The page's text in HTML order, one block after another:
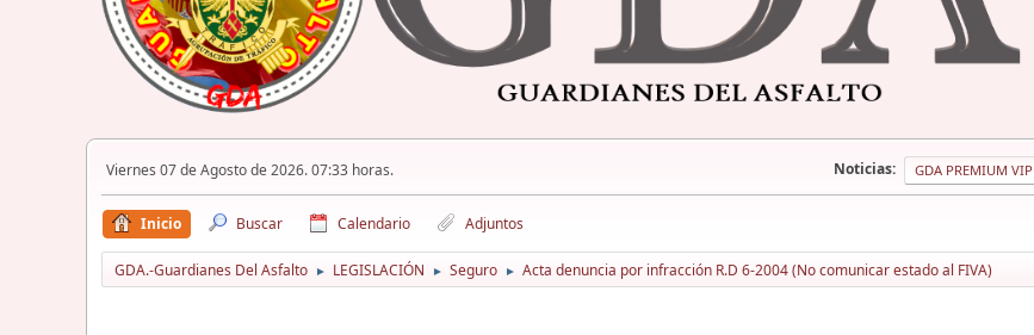
Viernes 07 de Agosto de 2026. 07:33 horas. Noticias: GDA PREMIUM VIP
Inicio Buscar Calendario Adjuntos
GDA.-Guardianes Del Asfalto ► LEGISLACIÓN ► Seguro ► Acta denuncia por infracción R.D 6-2004 (No comunicar estado al FIVA)